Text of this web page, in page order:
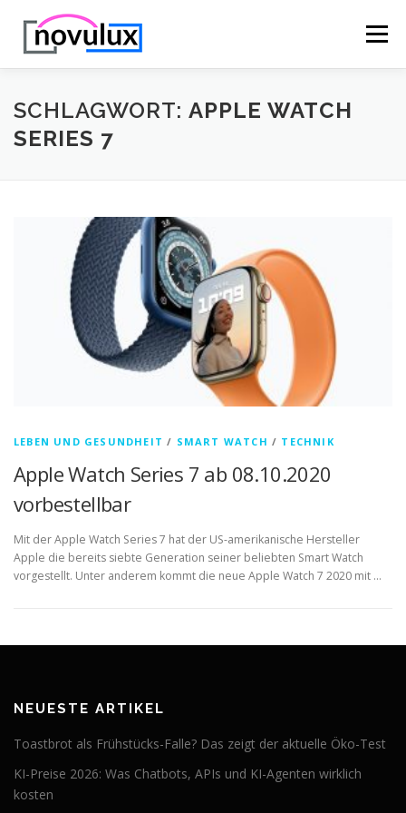
Inhalt
springen
Menü
STARTSEITE TECHNIK HOBBY & FREIZEIT
SCHLAGWORT: APPLE WATCH
SERIES 7
LEBEN UND GESUNDHEIT / SMART WATCH / TECHNIK
Apple Watch Series 7 ab 08.10.2020
vorbestellbar
Mit der Apple Watch Series 7 hat der US-amerikanische Hersteller
Apple die bereits siebte Generation seiner beliebten Smart Watch
vorgestellt. Unter anderem kommt die neue Apple Watch 7 2020 mit …
NEUESTE ARTIKEL
Toastbrot als Frühstücks-Falle? Das zeigt der aktuelle Öko-Test
KI-Preise 2026: Was Chatbots, APIs und KI-Agenten wirklich
kosten